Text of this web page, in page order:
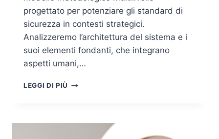
progettato per potenziare gli standard di
sicurezza in contesti strategici.
Analizzeremo l’architettura del sistema e i
suoi elementi fondanti, che integrano
aspetti umani,…
LEGGI DI PIÙ APPROCCIO
DI
SICUREZZA